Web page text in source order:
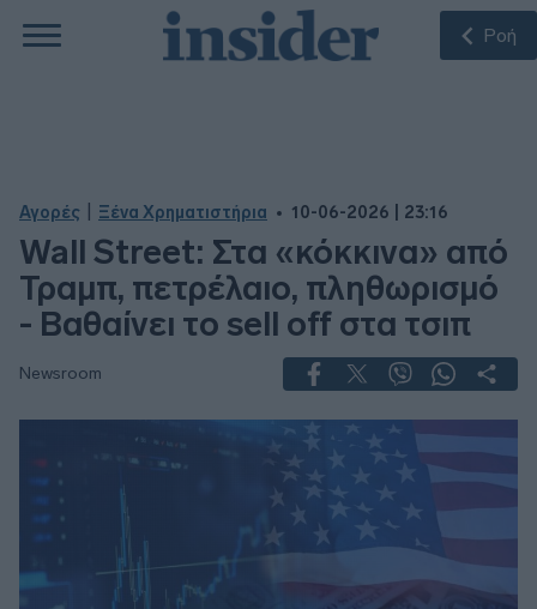
Ροή
Αγορές Ξένα Χρηματιστήρια 10-06-2026 | 23:16
Wall Street: Στα «κόκκινα» από
Τραμπ, πετρέλαιο, πληθωρισμό
- Βαθαίνει το sell off στα τσιπ
Newsroom